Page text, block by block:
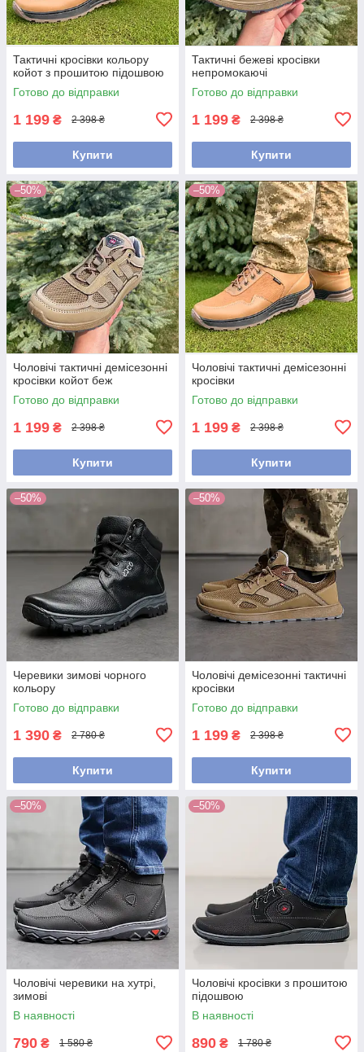
Тактичні кросівки кольору
койот з прошитою підошвою
Готово до відправки
1 199 ₴ 2 398 ₴
Купити
Тактичні бежеві кросівки
непромокаючі
Готово до відправки
1 199 ₴ 2 398 ₴
Купити
–50%
Чоловічі тактичні демісезонні
кросівки койот беж
Готово до відправки
1 199 ₴ 2 398 ₴
Купити
–50%
Чоловічі тактичні демісезонні
кросівки
Готово до відправки
1 199 ₴ 2 398 ₴
Купити
–50%
Черевики зимові чорного
кольору
Готово до відправки
1 390 ₴ 2 780 ₴
Купити
–50%
Чоловічі демісезонні тактичні
кросівки
Готово до відправки
1 199 ₴ 2 398 ₴
Купити
–50%
Чоловічі черевики на хутрі,
зимові
В наявності
790 ₴ 1 580 ₴
–50%
Чоловічі кросівки з прошитою
підошвою
В наявності
890 ₴ 1 780 ₴